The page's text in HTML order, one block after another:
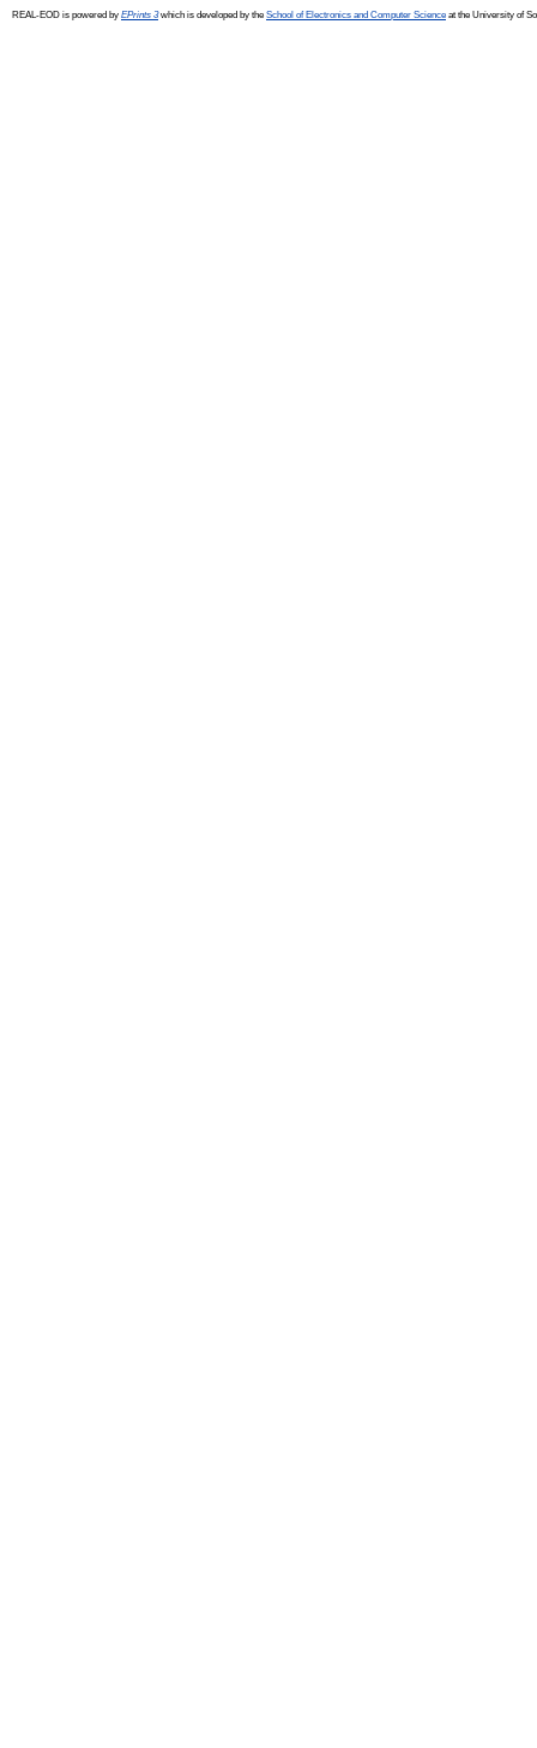
REAL-EOD is powered by EPrints 3which is developed by the School of Electronics and Computer Science at the University of